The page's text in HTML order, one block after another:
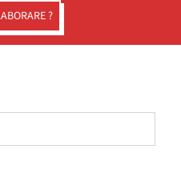
?